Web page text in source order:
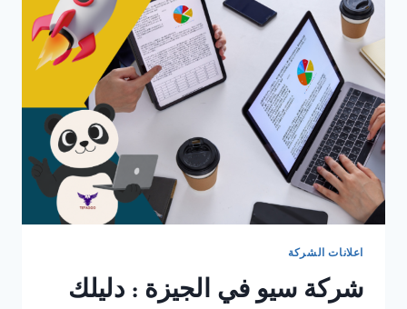
اعلانات الشركة
شركة سيو في الجيزة : دليلك